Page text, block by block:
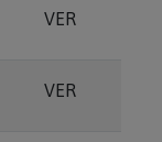
VER
VER